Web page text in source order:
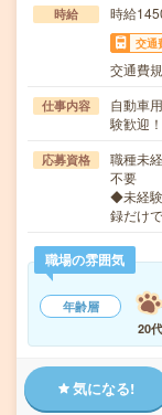
時給 時給
交通
交通費
仕事内容
自動車
験歓迎
応募資格
職種未
不要
◆未経
録だけ
職場の雰囲気
年齢層
20代
気になる!